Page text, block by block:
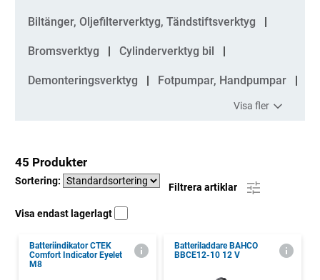
Biltänger, Oljefilterverktyg, Tändstiftsverktyg
Bromsverktyg Cylinderverktyg bil
Demonteringsverktyg Fotpumpar, Handpumpar
Visa fler
45 Produkter
Sortering:
Filtrera artiklar
Visa endast lagerlagt
Batteriindikator CTEK
Comfort Indicator Eyelet
M8
Batteriladdare BAHCO
BBCE12-10 12 V